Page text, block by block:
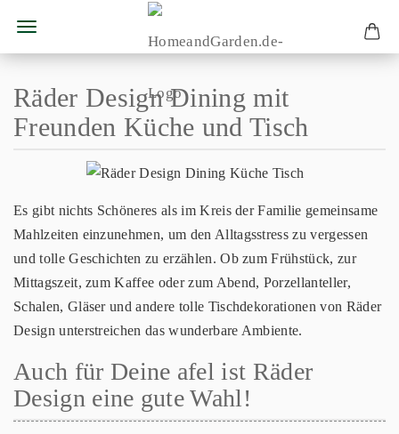
Räder Design Dining mit
Freunden Küche und Tisch
Es gibt nichts Schöneres als im Kreis der Familie gemeinsame
Mahlzeiten einzunehmen, um den Alltagsstress zu vergessen
und tolle Geschichten zu erzählen. Ob zum Frühstück, zur
Mittagszeit, zum Kaffee oder zum Abend, Porzellanteller,
Schalen, Gläser und andere tolle Tischdekorationen von Räder
Design unterstreichen das wunderbare Ambiente.
Auch für Deine afel ist Räder
Design eine gute Wahl!